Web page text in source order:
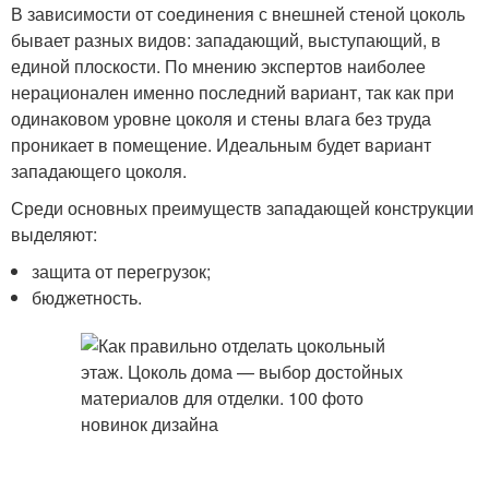
В зависимости от соединения с внешней стеной цоколь
бывает разных видов: западающий, выступающий, в
единой плоскости. По мнению экспертов наиболее
нерационален именно последний вариант, так как при
одинаковом уровне цоколя и стены влага без труда
проникает в помещение. Идеальным будет вариант
западающего цоколя.
Среди основных преимуществ западающей конструкции
выделяют:
защита от перегрузок;
бюджетность.